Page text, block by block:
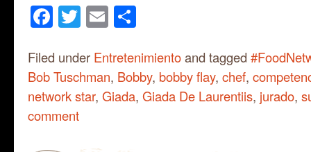
Facebook
Twitter
Email
Filed under Entretenimientoand tagged
Bob Tuschman, Bobby, bobby flay, chef,
network star, Giada, Giada De Laurentiis, jurado,
comment